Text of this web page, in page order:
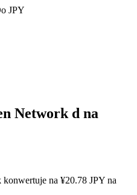
JPY
Network d na
na ¥20.78 JPY na